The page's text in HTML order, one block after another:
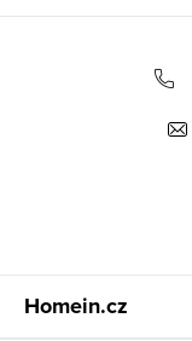
Homein.cz